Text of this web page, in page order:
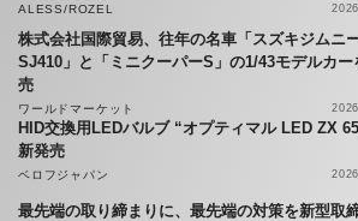
ALESS/ROZEL
株式会社国際貿易、往年の名車「スズキジムニ
SJ410」と「ミニクーパーS」の1/43モデルカー
売
ワールドマーケット
HID交換用LEDバルブ “オプティマル LED ZX
新発売
ベロフジャパン
最先端の取り締まりに、最先端の対策を新型取